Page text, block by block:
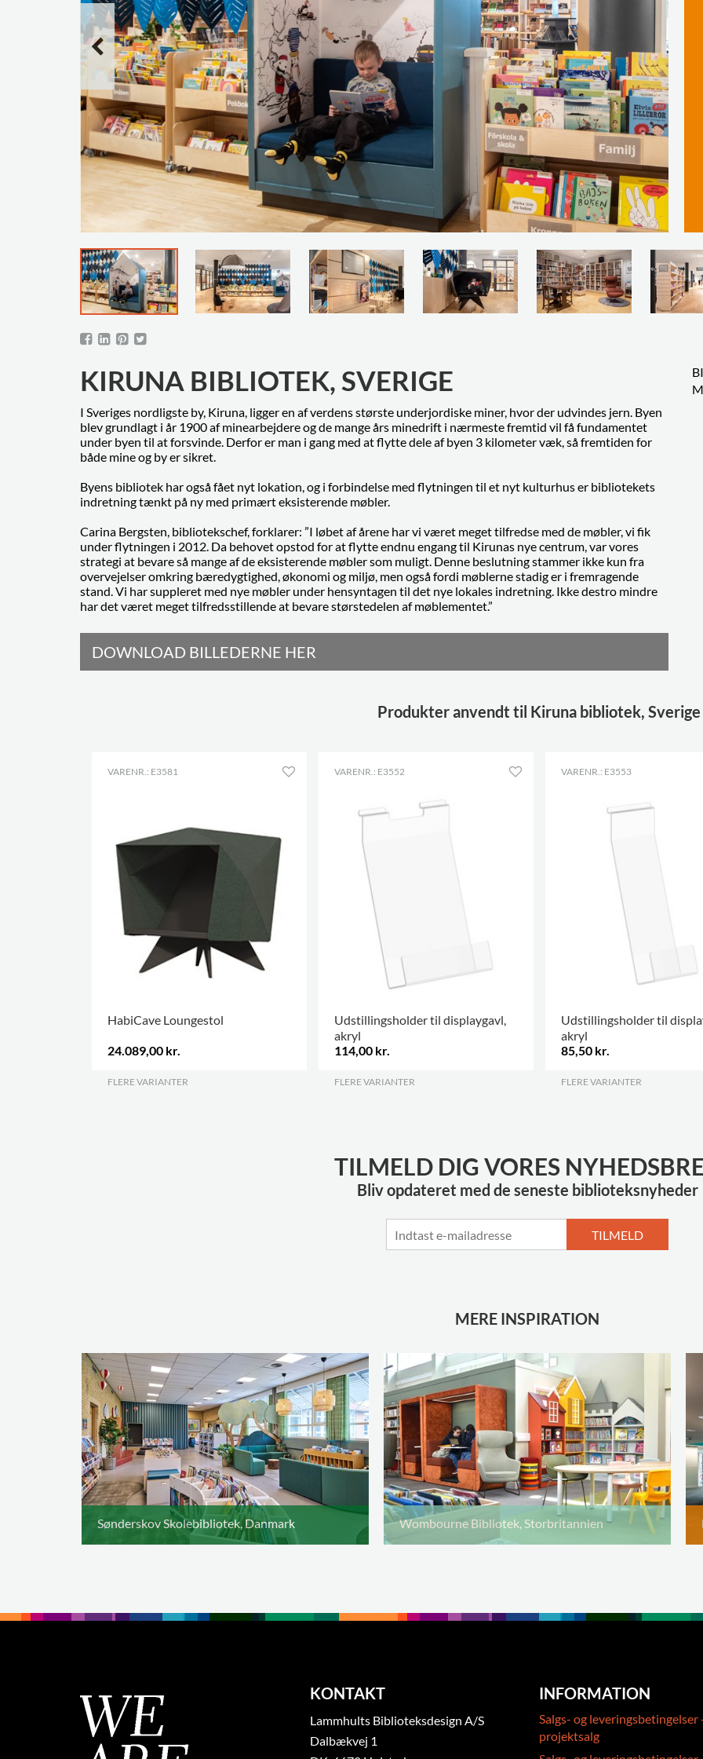
KIRUNA BIBLIOTEK, SVERIGE
I Sveriges nordligste by, Kiruna, ligger en af verdens største underjordiske miner, hvor der udvindes jern. Byen
blev grundlagt i år 1900 af minearbejdere og de mange års minedrift i nærmeste fremtid vil få fundamentet
under byen til at forsvinde. Derfor er man i gang med at flytte dele af byen 3 kilometer væk, så fremtiden for
både mine og by er sikret.
Byens bibliotek har også fået nyt lokation, og i forbindelse med flytningen til et nyt kulturhus er bibliotekets
indretning tænkt på ny med primært eksisterende møbler.
Carina Bergsten, bibliotekschef, forklarer: ”I løbet af årene har vi været meget tilfredse med de møbler, vi fik
under flytningen i 2012. Da behovet opstod for at flytte endnu engang til Kirunas nye centrum, var vores
strategi at bevare så mange af de eksisterende møbler som muligt. Denne beslutning stammer ikke kun fra
overvejelser omkring bæredygtighed, økonomi og miljø, men også fordi møblerne stadig er i fremragende
stand. Vi har suppleret med nye møbler under hensyntagen til det nye lokales indretning. Ikke destro mindre
har det været meget tilfredsstillende at bevare størstedelen af møblementet.”
DOWNLOAD BILLEDERNE HER
Produkter anvendt til Kiruna bibliotek, Sverige
VARENR.: E3581
HabiCave Loungestol
24.089,00 kr.
FLERE VARIANTER
VARENR.: E3552
Udstillingsholder til displaygavl,
akryl
114,00 kr.
FLERE VARIANTER
VARENR.: E3553
Udstillingsholder til
akryl
85,50 kr.
FLERE VARIANTER
TILMELD DIG VORES
Bliv opdateret med de seneste biblioteksnyheder
TILMELD
MERE INSPIRATION
Sønderskov Skolebibliotek, Danmark Wombourne Bibliotek, Storbritannien
KONTAKT
Lammhults Biblioteksdesign A/S
Dalbækvej 1
INFORMATION
Salgs- og leveringsbetingelser
projektsalg